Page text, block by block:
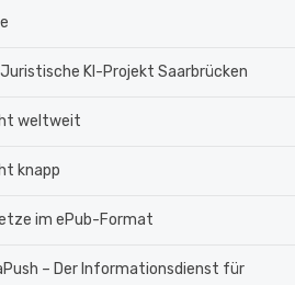
Juristische KI-Projekt Saarbrücken
weltweit
knapp
im ePub-Format
– Der Informationsdienst für